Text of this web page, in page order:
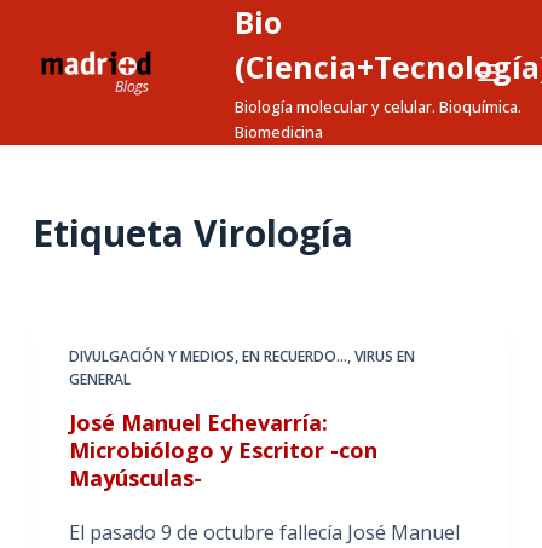
a
Bio
Biología molecular y celular. Bioquímica.
Biomedicina
Etiqueta Virología
DIVULGACIÓN Y MEDIOS,EN RECUERDO...,VIRUS EN
GENERAL
José Manuel Echevarría:
Microbiólogo y Escritor -con
Mayúsculas-
El pasado 9 de octubre fallecía José Manuel